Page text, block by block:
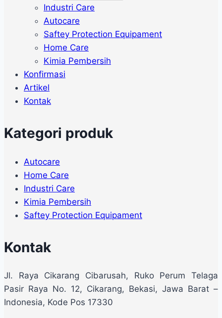
Industri Care
Autocare
Saftey Protection Equipament
Home Care
Kimia Pembersih
Konfirmasi
Artikel
Kontak
Kategori produk
Autocare
Home Care
Industri Care
Kimia Pembersih
Saftey Protection Equipament
Kontak
Jl. Raya Cikarang Cibarusah, Ruko Perum Telaga
Pasir Raya No. 12, Cikarang, Bekasi, Jawa Barat –
Indonesia, Kode Pos 17330